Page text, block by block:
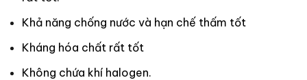
Khả năng chống nước và hạn chế thấm tốt
Kháng hóa chất rất tốt
Không chứa khí halogen.